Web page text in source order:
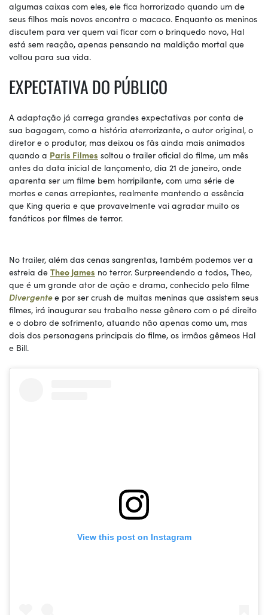
algumas caixas com eles, ele fica horrorizado quando um de
seus filhos mais novos encontra o macaco. Enquanto os meninos
discutem para ver quem vai ficar com o brinquedo novo, Hal
está sem reação, apenas pensando na maldição mortal que
voltou para sua vida.
EXPECTATIVA DO PÚBLICO
A adaptação já carrega grandes expectativas por conta de
sua bagagem, como a história aterrorizante, o autor original, o
diretor e o produtor, mas deixou os fãs ainda mais animados
quando a Paris Filmes soltou o trailer oficial do filme, um mês
antes da data inicial de lançamento, dia 21 de janeiro, onde
aparenta ser um filme bem horripilante, com uma série de
mortes e cenas arrepiantes, realmente mantendo a essência
que King queria e que provavelmente vai agradar muito os
fanáticos por filmes de terror.
No trailer, além das cenas sangrentas, também podemos ver a
estreia de Theo James no terror. Surpreendendo a todos, Theo,
que é um grande ator de ação e drama, conhecido pelo filme
Divergentee por ser crush de muitas meninas que assistem seus
filmes, irá inaugurar seu trabalho nesse gênero com o pé direito
e o dobro de sofrimento, atuando não apenas como um, mas
dois dos personagens principais do filme, os irmãos gêmeos Hal
e Bill.
View this post on Instagram